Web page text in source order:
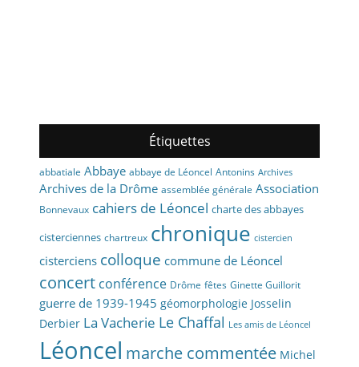
Étiquettes
abbatiale Abbaye abbaye de Léoncel Antonins Archives
Archives de la Drôme assemblée générale Association
Bonnevaux cahiers de Léoncel charte des abbayes
cisterciennes chartreux chronique cistercien
cisterciens colloque commune de Léoncel
concert conférence Drôme fêtes Ginette Guillorit
guerre de 1939-1945 géomorphologie Josselin
Derbier La Vacherie Le Chaffal Les amis de Léoncel
Léoncel marche commentée Michel